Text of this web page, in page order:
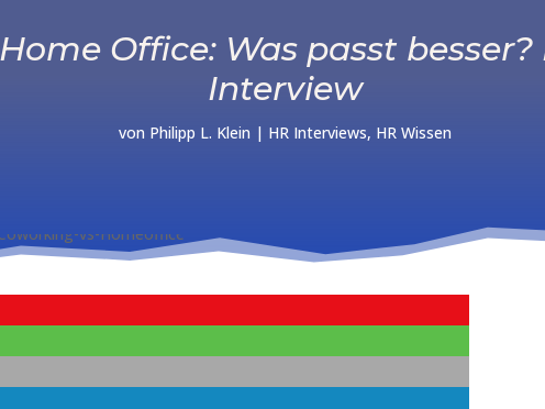
Office: Was passt
Interview
von Philipp L. Klein | HR Interviews, HR Wissen